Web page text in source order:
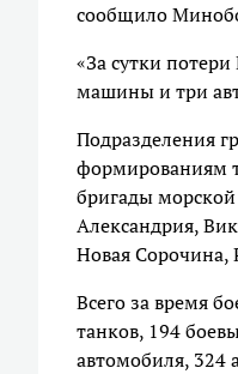
сообщило
«За сутки
машины и три
Подразделения
формированиям
бригады
Александрия,
Новая Сорочина,
Всего за время
танков, 194
автомобиля, 324